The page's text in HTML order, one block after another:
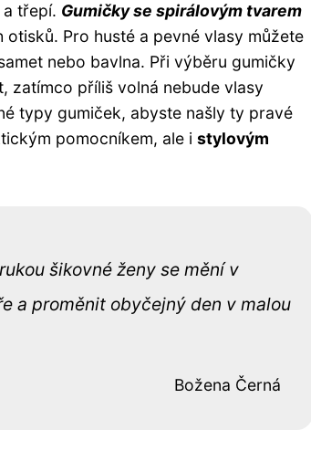
třepí. Gumičky se spirálovým tvarem
Pro husté a pevné vlasy můžete
nebo bavlna. Při výběru gumičky
zatímco příliš volná nebude vlasy
typy gumiček, abyste našly ty pravé
pomocníkem, ale i stylovým
šikovné ženy se mění v
a proměnit obyčejný den v malou
Božena Černá